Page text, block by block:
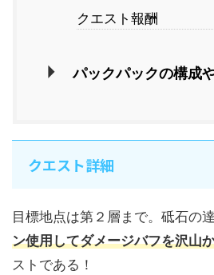
クエスト報酬
パックパックの構成
クエスト詳細
目標地点は第２層まで。砥石の達
ン使用してダメージバフを沢山
ストである！